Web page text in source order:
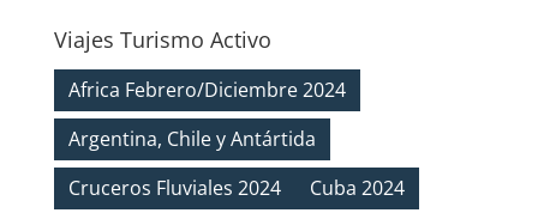
Viajes Turismo Activo
Africa Febrero/Diciembre 2024
Argentina, Chile y Antártida
Cruceros Fluviales 2024
Cuba 2024